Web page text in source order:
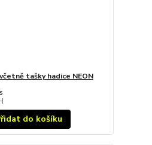
tašky hadice NEON
do košíku